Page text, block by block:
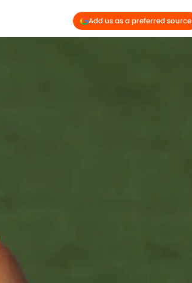
Add us as a preferred source